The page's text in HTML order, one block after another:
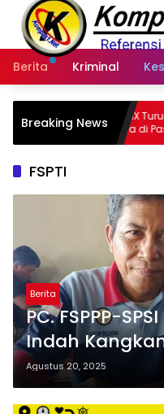
Langsung
konten
Berita
Kriminal
Breaking News
Turun
di Pasir
Polda
402
FSPTI
Berita
PC. FSPPP-
Indah
Agustus 20, 2025